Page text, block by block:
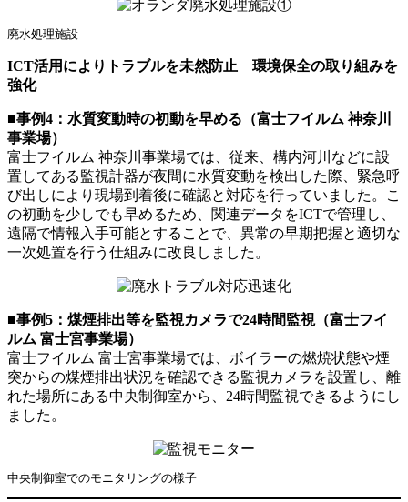
廃水処理施設
ICT活用によりトラブルを未然防止 環境保全の取り組みを
強化
■事例4：水質変動時の初動を早める（富士フイルム 神奈川
事業場）
富士フイルム 神奈川事業場では、従来、構内河川などに設
置してある監視計器が夜間に水質変動を検出した際、緊急呼
び出しにより現場到着後に確認と対応を行っていました。こ
の初動を少しでも早めるため、関連データをICTで管理し、
遠隔で情報入手可能とすることで、異常の早期把握と適切な
一次処置を行う仕組みに改良しました。
■事例5：煤煙排出等を監視カメラで24時間監視（富士フイ
ルム 富士宮事業場）
富士フイルム 富士宮事業場では、ボイラーの燃焼状態や煙
突からの煤煙排出状況を確認できる監視カメラを設置し、離
れた場所にある中央制御室から、24時間監視できるようにし
ました。
中央制御室でのモニタリングの様子